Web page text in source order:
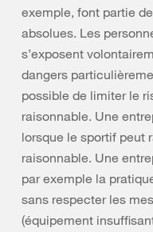
exemple, font partie
absolues. Les
s’exposent
dangers
possible de limiter le
raisonnable. Une
lorsque le sportif peut
raisonnable. Une
par exemple la
sans respecter les
(équipement